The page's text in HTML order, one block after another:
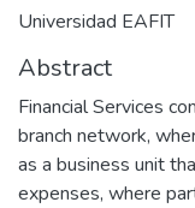
Universidad EAFIT
Abstract
Financial Services
branch network,
as a business unit
expenses, where